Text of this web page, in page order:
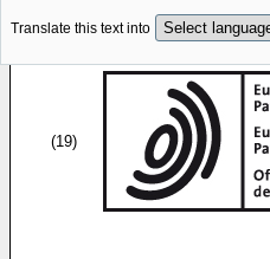
Translate this text into
(19)